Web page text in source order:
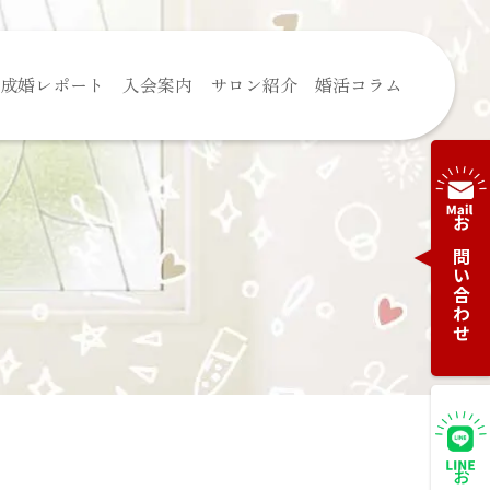
婚レポート 入会案内 サロン紹介 婚活コラム
お問い合わせ